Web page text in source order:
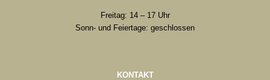
Freitag: 14 – 17 Uhr
Sonn- und Feiertage: geschlossen
KONTAKT